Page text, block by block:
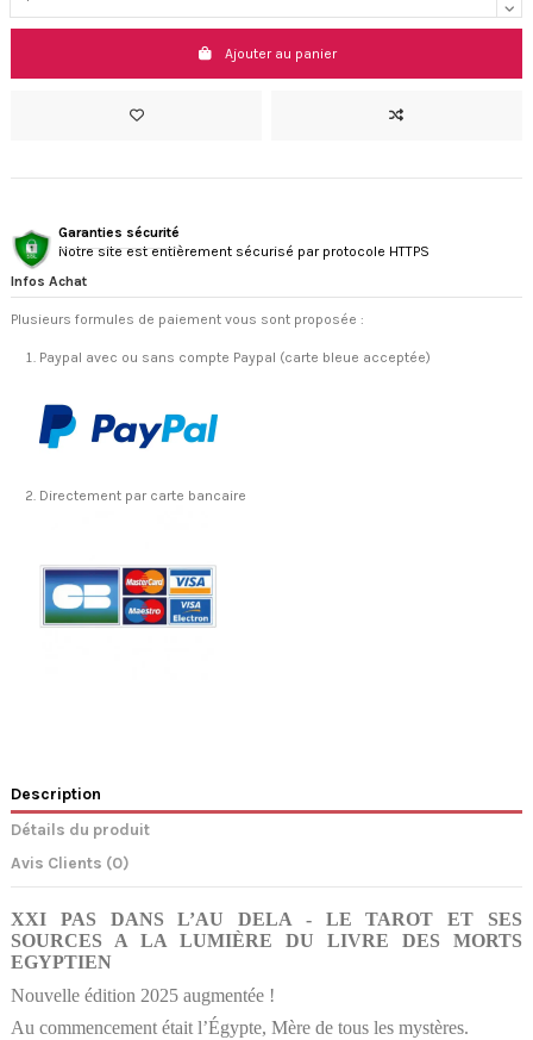
Ajouter au panier
Garanties sécurité
Notre site est entièrement sécurisé par protocole HTTPS
Infos Achat
Plusieurs formules de paiement vous sont proposée :
Paypal avec ou sans compte Paypal (carte bleue acceptée)
Directement par carte bancaire
Description
Détails du produit
Avis Clients (0)
XXI PAS DANS L’AU DELA - LE TAROT ET SES
SOURCES A LA LUMIÈRE DU LIVRE DES MORTS
EGYPTIEN
Nouvelle édition 2025 augmentée !
Au commencement était l’Égypte, Mère de tous les mystères.